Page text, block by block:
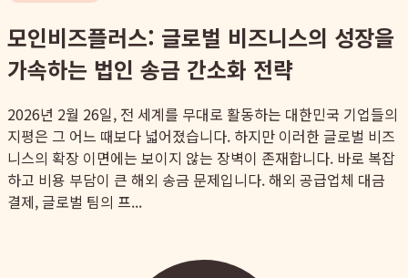
모인비즈플러스: 글로벌 비즈니스의 성장을
가속하는 법인 송금 간소화 전략
2026년 2월 26일, 전 세계를 무대로 활동하는 대한민국 기업들의
지평은 그 어느 때보다 넓어졌습니다. 하지만 이러한 글로벌 비즈
니스의 확장 이면에는 보이지 않는 장벽이 존재합니다. 바로 복잡
하고 비용 부담이 큰 해외 송금 문제입니다. 해외 공급업체 대금
결제, 글로벌 팀의 프...